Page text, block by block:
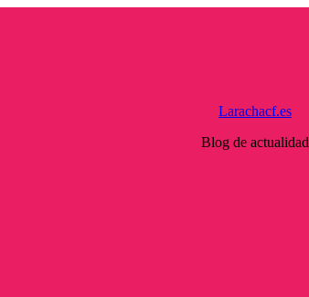
Larachacf.es
Blog de actualidad